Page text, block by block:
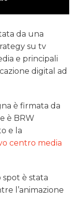
da una
su tv
e principali
digital ad
è firmata da
è BRW
e la
centro media
spot è stata
l’animazione